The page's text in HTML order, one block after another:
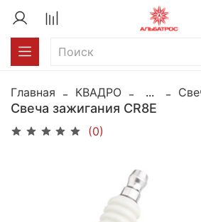
Главная КВАДРО ...
Свеча зажигания CR8E
(0)